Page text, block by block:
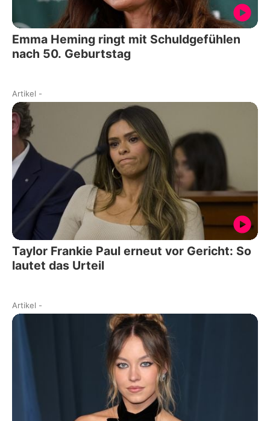
Emma Heming ringt mit Schuldgefühlen
nach 50. Geburtstag
Artikel -
Taylor Frankie Paul erneut vor Gericht: So
lautet das Urteil
Artikel -